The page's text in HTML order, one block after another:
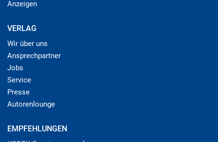
Anzeigen
VERLAG
Wir über uns
Ansprechpartner
Jobs
Service
Presse
Autorenlounge
EMPFEHLUNGEN